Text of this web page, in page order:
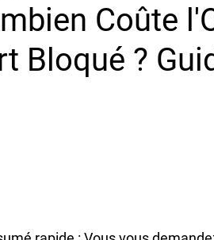
Coûte
Bloqué ?